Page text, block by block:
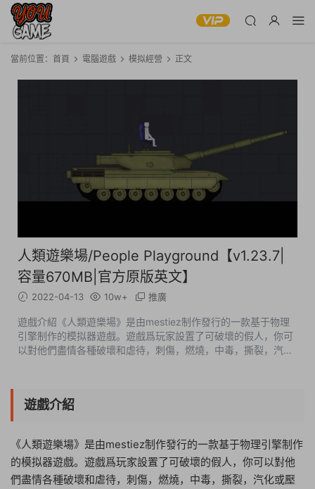
當前位置： 首頁 電腦遊戲 模拟經營 正文
人類遊樂場/People Playground【v1.23.7|
容量670MB|官方原版英文】
2022-04-13 10w+ 推廣
遊戲介紹《人類遊樂場》是由mestiez制作發行的一款基于物理
引擎制作的模拟器遊戲。遊戲爲玩家設置了可破壞的假人，你可
以對他們盡情各種破壞和虐待，刺傷，燃燒，中毒，撕裂，汽化
遊戲介紹
《人類遊樂場》是由mestiez制作發行的一款基于物理引擎制作
的模拟器遊戲。遊戲爲玩家設置了可破壞的假人，你可以對他
們盡情各種破壞和虐待，刺傷，燃燒，中毒，撕裂，汽化或壓